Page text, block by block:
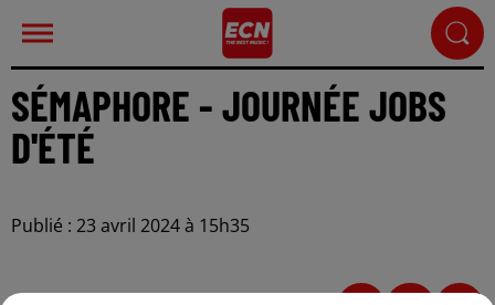
SÉMAPHORE - JOURNÉE JOBS
D'ÉTÉ
Publié : 23 avril 2024 à 15h35